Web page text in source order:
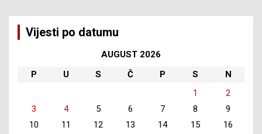
Vijesti po datumu
AUGUST 2026
P
U S Č P S
N
1
2
3
4 5 6 7 8
9
10
11 12 13 14 15
16